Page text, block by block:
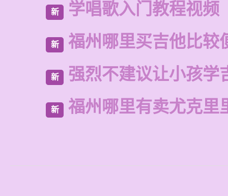
新 学唱歌入门教程视频
新 福州哪里买吉他比较
新 强烈不建议让小孩学
新 福州哪里有卖尤克里